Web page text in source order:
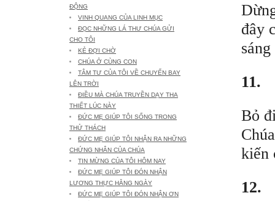
ĐỘNG
VINH QUANG CỦA LINH MỤC
ĐỌC NHỮNG LÁ THƯ CHÚA GỬI
CHO TÔI
KẺ ĐỢI CHỜ
CHÚA Ở CÙNG CON
TÂM TƯ CỦA TÔI VỀ CHUYẾN BAY
LÊN TRỜI
ĐIỀU MÀ CHÚA TRUYỀN DẠY THA
THIẾT LÚC NÀY
ĐỨC MẸ GIÚP TÔI SỐNG TRONG
THỬ THÁCH
ĐỨC MẸ GIÚP TÔI NHẬN RA NHỮNG
CHỨNG NHÂN CỦA CHÚA
TIN MỪNG CỦA TÔI HÔM NAY
ĐỨC MẸ GIÚP TÔI ĐÓN NHẬN
LƯƠNG THỰC HẰNG NGÀY
ĐỨC MẸ GIÚP TÔI ĐÓN NHẬN ƠN
đây
11.
Bỏ
kiến
12.